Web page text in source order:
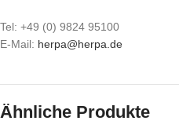
Tel: +49 (0) 9824 95100
E-Mail: herpa@herpa.de
Ähnliche Produkte